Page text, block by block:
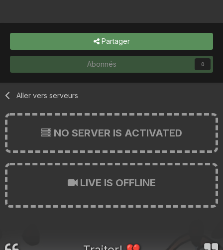
Partager
Abonnés 0
Aller vers serveurs
NO SERVER IS ACTIVATED
LIVE IS OFFLINE